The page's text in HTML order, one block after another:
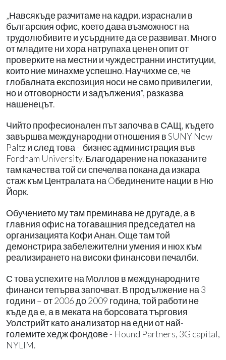
„Навсякъде разчитаме на кадри, израснали в
българския офис, което дава възможност на
трудолюбивите и усърдните да се развиват. Много
от младите ни хора натрупаха ценен опит от
проверките на местни и чуждестранни институции,
които ние минахме успешно. Научихме се, че
глобалната експозиция носи не само привилегии,
но и отговорности и задължения“, разказва
нашенецът.
Чийто професионален път започва в САЩ, където
завършва международни отношения в SUNY New
Paltz и след това - бизнес администрация във
Fordham University. Благодарение на показаните
там качества той си спечелва покана да изкара
стаж към Централата на Oбединените нации в Ню
Йорк.
Обучението му там преминава не другаде, а в
главния офис на тогавашния председател на
организацията Кофи Анан. Още там той
демонстрира забележителни умения и нюх към
реализирането на високи финансови печалби.
С това успехите на Моллов в международните
финанси тепърва започват. В продължение на 3
години – от 2006 до 2009 година, той работи не
къде да е, а в меката на борсовата търговия
Уолстрийт като анализатор на едни от най-
големите хедж фондове - Hound Partners, 3G capital,
NYLIM.